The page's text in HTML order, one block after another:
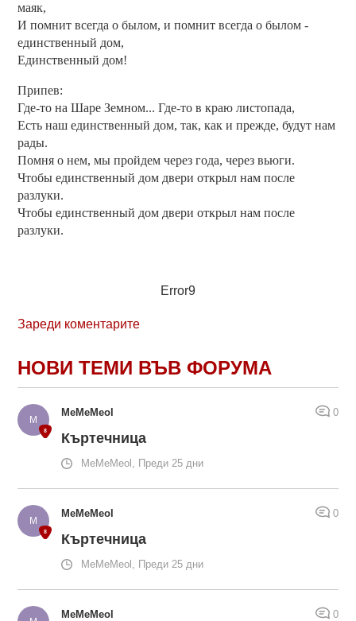
маяк,
И помнит всегда о былом, и помнит всегда о былом -
единственный дом,
Единственный дом!
Припев:
Где-то на Шаре Земном... Где-то в краю листопада,
Есть наш единственный дом, так, как и прежде, будут нам
рады.
Помня о нем, мы пройдем через года, через вьюги.
Чтобы единственный дом двери открыл нам после
разлуки.
Чтобы единственный дом двери открыл нам после
разлуки.
Error9
Зареди коментарите
НОВИ ТЕМИ ВЪВ ФОРУМА
MeMeMeol 0
Къртечница
MeMeMeol, Преди 25 дни
MeMeMeol 0
Къртечница
MeMeMeol, Преди 25 дни
MeMeMeol 0